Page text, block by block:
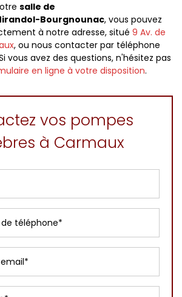
salle de
Bourgnounac, vous pouvez
à notre adresse, situé 9 Av. de
, ou nous contacter par téléphone
vous avez des questions, n'hésitez pas
en ligne à votre disposition.
vos pompes
à Carmaux